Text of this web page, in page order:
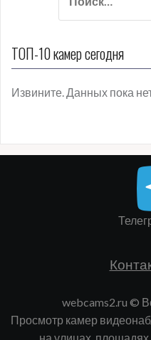
ТОП-10 камер сегодня
Извините. Данных пока
webcams2.ru ©
Просмотр камер